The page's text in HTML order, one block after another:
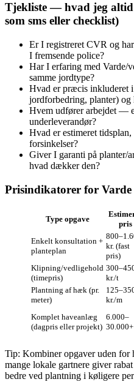
Tjekliste — hvad jeg
som sms eller checklist)
Er I registreret CVR og
I fremsende police?
Har I erfaring med Varde/
samme jordtype?
Hvad er præcis inkluderet
jordforbedring, planter)
Hvem udfører arbejdet —
underleverandør?
Hvad er estimeret
forsinkelser?
Giver I garanti på planter/
hvad dækker den?
Prisindikatorer for
Type opgave
pris
Enkelt konsultation +
planteplan
kr. (fast
pris)
Klipning/vedligehold
(timepris)
kr./t
Plantning af hæk (pr.
meter)
kr./m
Komplet haveanlæg
(dagpris eller projekt)
6.000–
Tip: Kombiner opgaver uden
mange lokale gartnere giver
bedre ved plantning i køligere